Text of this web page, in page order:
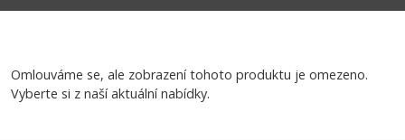
Omlouváme se, ale zobrazení tohoto produktu je omezeno.
Vyberte si z naší aktuální nabídky.